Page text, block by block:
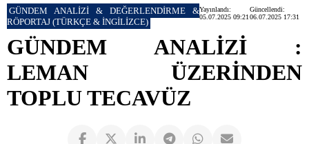
GÜNDEM ANALİZİ & DEĞERLENDİRME &
RÖPORTAJ (TÜRKÇE & İNGİLİZCE)
Yayınlandı:
05.07.2025 09:21
Güncellendi:
06.07.2025 17:31
GÜNDEM ANALİZİ :
LEMAN ÜZERİNDEN
TOPLU TECAVÜZ